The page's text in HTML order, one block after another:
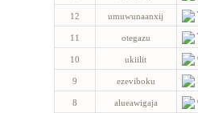
12 umuwunaanxij
11 otegazu
10 ukiilit
9 ezeviboku
8 alueawigaja